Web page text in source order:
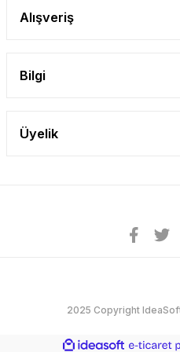
Alışveriş
Bilgi
Üyelik
2025 Copyright IdeaSoft
ideasoft